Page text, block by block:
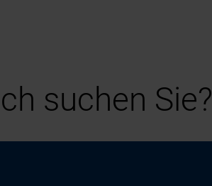
suchen Sie?